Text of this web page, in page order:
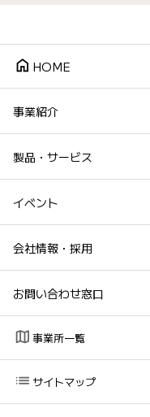
home HOME
事業紹介
製品・サービス
イベント
会社情報・採用
お問い合わせ窓口
map 事業所一覧
list サイトマップ